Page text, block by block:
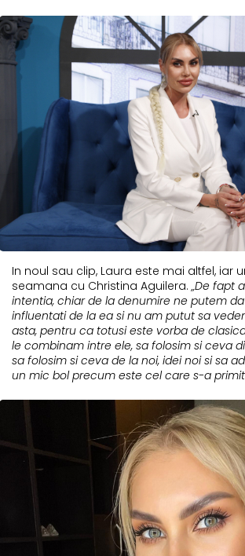
In noul sau clip, Laura este mai altfel, iar
seamana cu Christina Aguilera. „De fapt
intentia, chiar de la denumire ne putem
influentati de la ea si nu am putut sa
asta, pentru ca totusi este vorba de
le combinam intre ele, sa folosim si ceva
sa folosim si ceva de la noi, idei noi si sa
un mic bol precum este cel care s-a